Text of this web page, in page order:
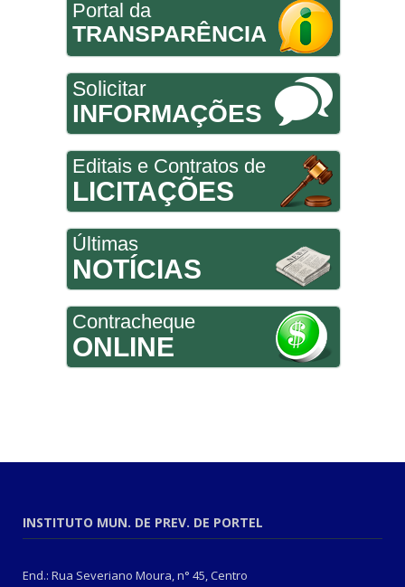
Portal da
TRANSPARÊNCIA
Solicitar
INFORMAÇÕES
Editais e Contratos de
LICITAÇÕES
Últimas
NOTÍCIAS
Contracheque
ONLINE
INSTITUTO MUN. DE PREV. DE PORTEL
End.: Rua Severiano Moura, n° 45, Centro